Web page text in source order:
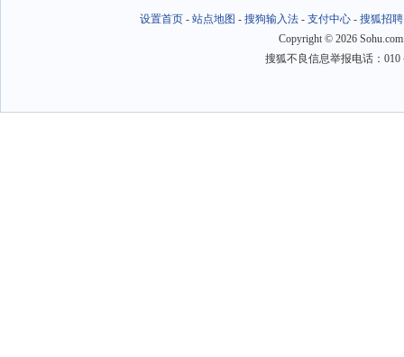
设置首页- 站点地图 - 搜狗输入法- 支付中心- 搜狐招聘
Copyright © 2026
搜狐不良信息举报电话：010